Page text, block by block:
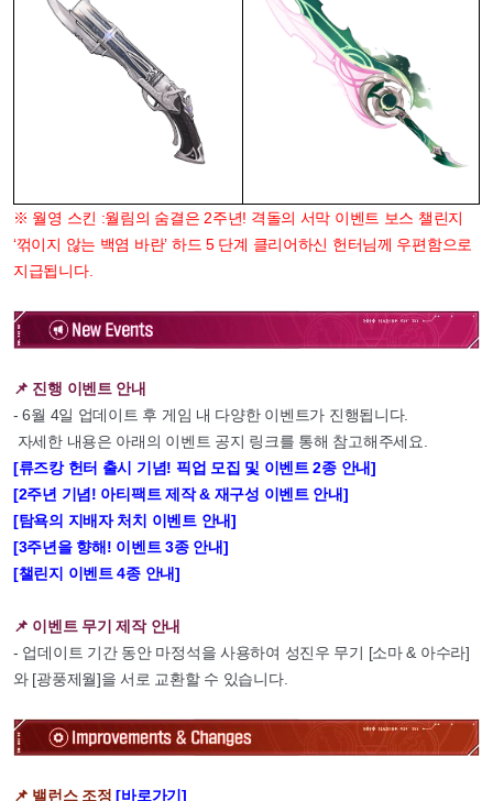
※ 월영 스킨 :월림의 숨결은 2주년! 격돌의 서막 이벤트 보스 챌린지
‘꺾이지 않는 백염 바란’ 하드 5 단계 클리어하신 헌터님께 우편함으로
지급됩니다.
📌 진행 이벤트 안내
- 6월 4일 업데이트 후 게임 내 다양한 이벤트가 진행됩니다.
자세한 내용은 아래의 이벤트 공지 링크를 통해 참고해주세요.
[류즈캉 헌터 출시 기념! 픽업 모집 및 이벤트 2종 안내]
[2주년 기념! 아티팩트 제작 & 재구성 이벤트 안내]
[탐욕의 지배자 처치 이벤트 안내]
[3주년을 향해! 이벤트 3종 안내]
[챌린지 이벤트 4종 안내]
📌 이벤트 무기 제작 안내
- 업데이트 기간 동안 마정석을 사용하여 성진우 무기 [소마 & 아수라]
와 [광풍제월]을 서로 교환할 수 있습니다.
📌 밸런스 조정[바로가기]